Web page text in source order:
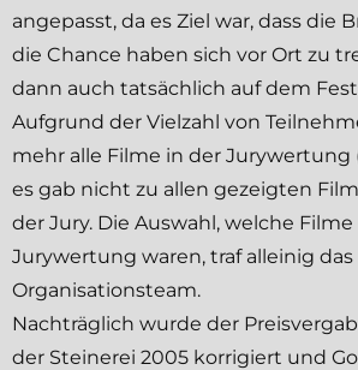
angepasst, da es Ziel war, dass die
die Chance haben sich vor Ort zu
dann auch tatsächlich auf dem
Aufgrund der Vielzahl von
mehr alle Filme in der Jurywertung
es gab nicht zu allen gezeigten
der Jury. Die Auswahl, welche
Jurywertung waren, traf alleinig das
Organisationsteam.
Nachträglich wurde der
der Steinerei 2005 korrigiert und